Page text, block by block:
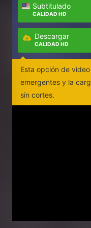
Subtitulado
CALIDAD HD
Descargar
CALIDAD HD
Esta opción de
emergentes y la
sin cortes.